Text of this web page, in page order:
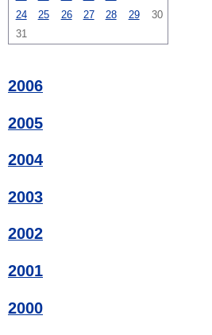
24
25 26 27 28 29
30
31
2006
2005
2004
2003
2002
2001
2000